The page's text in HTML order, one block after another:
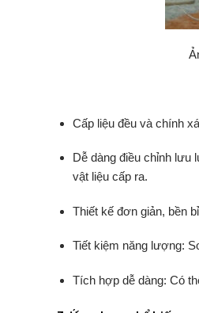
Cấp liệu đều và chính
Dễ dàng điều chỉnh lưu
vật liệu cấp ra.
Thiết kế đơn giản, bền
Tiết kiệm năng lượng:
Tích hợp dễ dàng: Có